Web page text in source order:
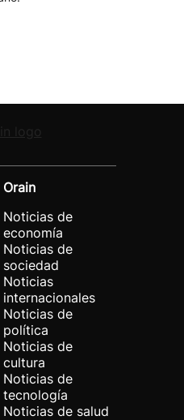
Orain
Noticias de
economía
Noticias de
sociedad
Noticias
internacionales
Noticias de
política
Noticias de
cultura
Noticias de
tecnología
Noticias de salud